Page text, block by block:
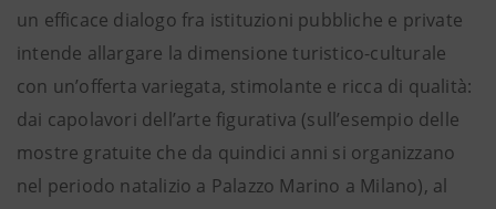
un efficace dialogo fra istituzioni pubbliche e private
intende allargare la dimensione turistico-culturale
con un’offerta variegata, stimolante e ricca di qualità:
dai capolavori dell’arte figurativa (sull’esempio delle
mostre gratuite che da quindici anni si organizzano
nel periodo natalizio a Palazzo Marino a Milano), al